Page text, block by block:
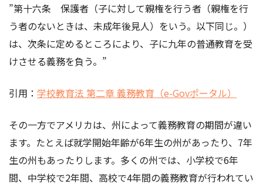
”第十六条 保護者（子に対して親権を行う者（親権を行
う者のないときは、未成年後見人）をいう。以下同じ。）
は、次条に定めるところにより、子に九年の普通教育を受
けさせる義務を負う。”
引用： 学校教育法 第二章 義務教育（e-Govポータル）
その一方でアメリカは、州によって義務教育の期間が違い
ます。たとえば就学開始年齢が6年生の州があったり、7年
生の州もあったりします。多くの州では、小学校で6年
間、中学校で2年間、高校で4年間の義務教育が行われてい